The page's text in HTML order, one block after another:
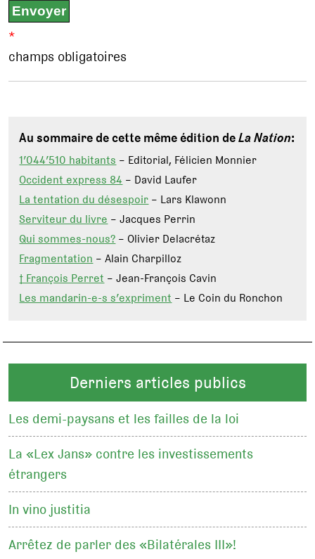
*
champs obligatoires
Au sommaire de cette même édition deLa Nation:
1’044’510 habitants– Editorial, Félicien Monnier
Occident express 84– David Laufer
La tentation du désespoir– Lars Klawonn
Serviteur du livre– Jacques Perrin
Qui sommes-nous?– Olivier Delacrétaz
Fragmentation– Alain Charpilloz
† François Perret– Jean-François Cavin
Les mandarin-e-s s’expriment– Le Coin du Ronchon
Derniers articles publics
Les demi-paysans et les failles de la loi
La «Lex Jans» contre les investissements
étrangers
In vino justitia
Arrêtez de parler des «Bilatérales III»!